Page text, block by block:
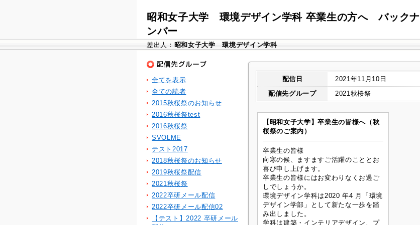
昭和女子大学 環境デザイン学科 卒業生の方へ バックナ
ンバー
差出人： 昭和女子大学 環境デザイン学科
配信日
2021年11月10日
配信先グループ
2021秋桜祭
【昭和女子大学】卒業生の皆様へ（秋
桜祭のご案内）
卒業生の皆様
向寒の候、ますますご活躍のこととお
喜び申し上げます。
卒業生の皆様にはお変わりなくお過ご
しでしょうか。
環境デザイン学科は2020 年4 月「環境
デザイン学部」として新たな一歩を踏
み出しました。
学科は建築・インテリアデザイン、プ
全てを表示
全ての読者
2015秋桜祭のお知らせ
2016秋桜祭test
2016秋桜祭
SVOLME
テスト2017
2018秋桜祭のお知らせ
2019秋桜祭配信
2021秋桜祭
2022卒研メール配信
2022卒研メール配信02
【テスト】2022 卒研メール